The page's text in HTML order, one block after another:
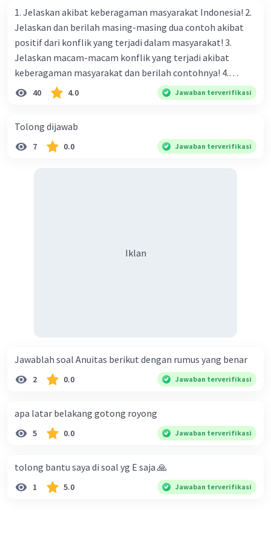
Menyesuaikan toko dengan produk yang dijual.
1. Jelaskan akibat keberagaman masyarakat Indonesia! 2.
Jelaskan dan berilah masing-masing dua contoh akibat
positif dari konflik yang terjadi dalam masyarakat! 3.
Jelaskan macam-macam konflik yang terjadi akibat
keberagaman masyarakat dan berilah contohnya! 4.
Mengapa dalam masyarakat yang memiliki keberagaman
bahasa, dan budaya. Berdasarkan pernyataan tersebut,
apa yang dapat kalian lakukan untuk menjaga
40 4.0 Jawaban terverifikasi
Tolong dijawab
7 0.0 Jawaban terverifikasi
Iklan
Jawablah soal Anuitas berikut dengan rumus yang benar
2 0.0 Jawaban terverifikasi
apa latar belakang gotong royong
5 0.0 Jawaban terverifikasi
tolong bantu saya di soal yg E saja 🙏
1 5.0 Jawaban terverifikasi